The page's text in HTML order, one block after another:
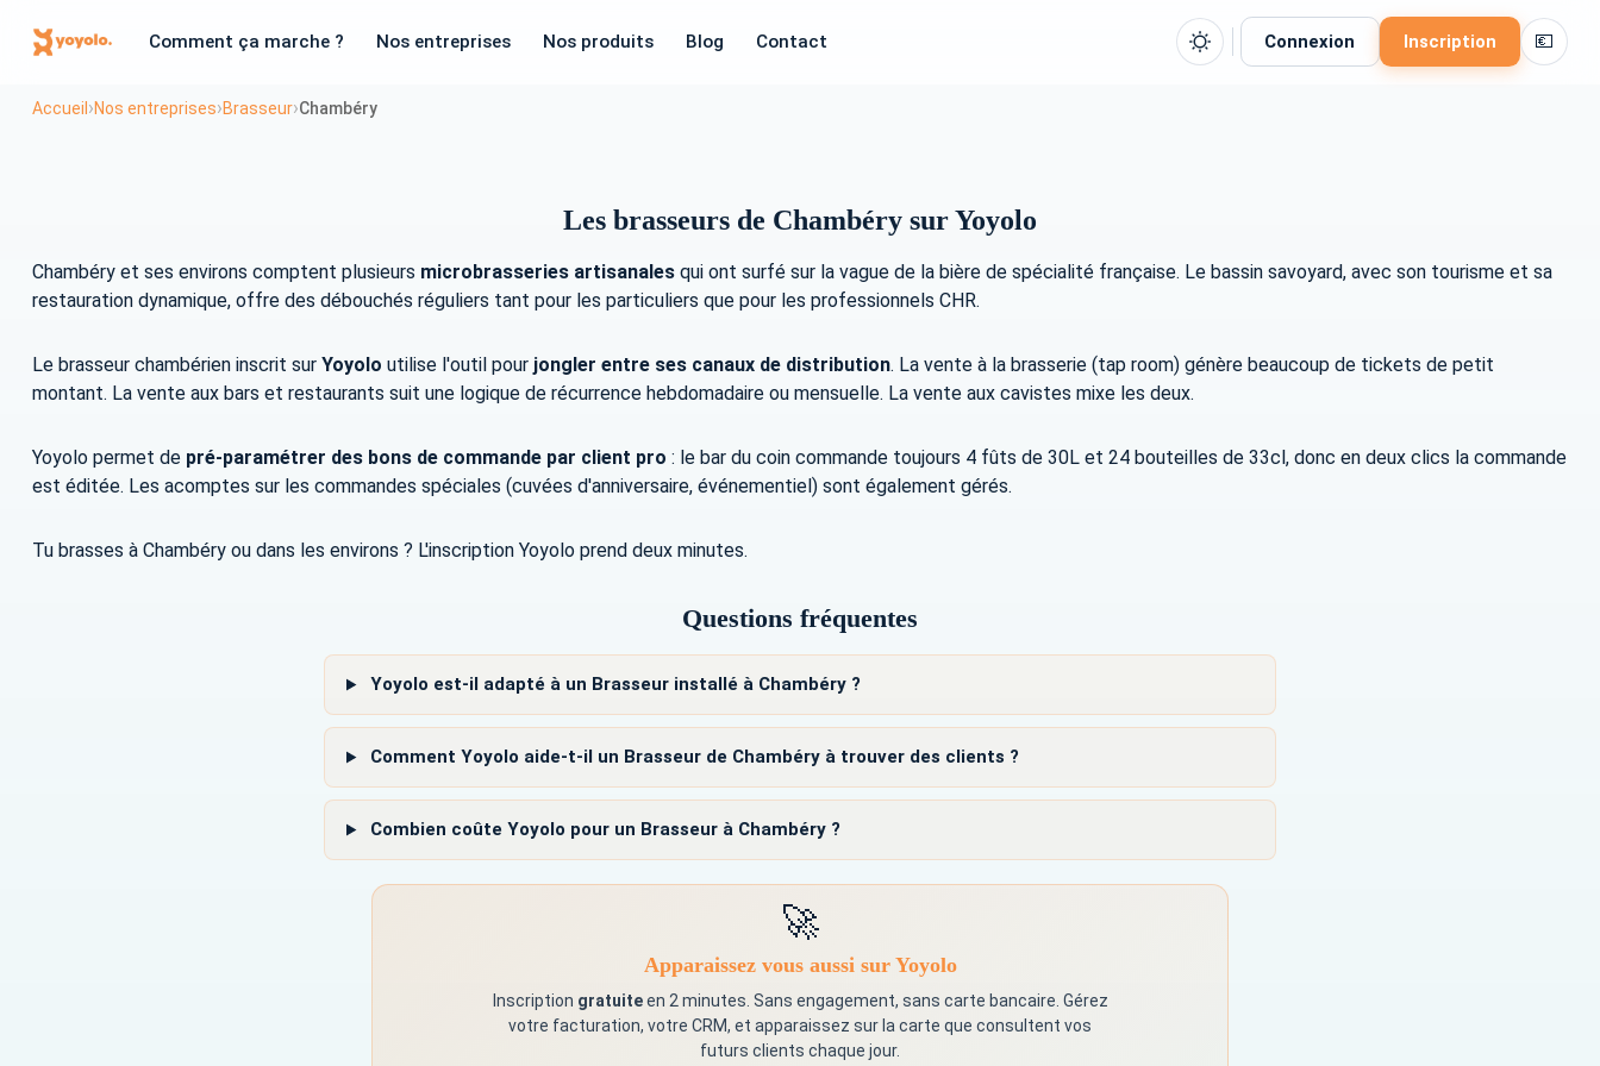
Comment ça marche ? Nos entreprises Nos produits Blog Contact Connexion Inscription 💶
Accueil ›Nos entreprises›Brasseur›Chambéry
Les brasseurs de Chambéry sur Yoyolo
Chambéry et ses environs comptent plusieurs microbrasseries artisanales qui ont surfé sur la vague de la bière de spécialité française. Le bassin savoyard, avec son tourisme et sa
restauration dynamique, offre des débouchés réguliers tant pour les particuliers que pour les professionnels CHR.
Le brasseur chambérien inscrit sur Yoyolo utilise l'outil pour jongler entre ses canaux de distribution. La vente à la brasserie (tap room) génère beaucoup de tickets de petit
montant. La vente aux bars et restaurants suit une logique de récurrence hebdomadaire ou mensuelle. La vente aux cavistes mixe les deux.
Yoyolo permet de pré-paramétrer des bons de commande par client pro : le bar du coin commande toujours 4 fûts de 30L et 24 bouteilles de 33cl, donc en deux clics la commande
est éditée. Les acomptes sur les commandes spéciales (cuvées d'anniversaire, événementiel) sont également gérés.
Tu brasses à Chambéry ou dans les environs ? L'inscription Yoyolo prend deux minutes.
Questions fréquentes
Yoyolo est-il adapté à un Brasseur installé à Chambéry ?
Comment Yoyolo aide-t-il un Brasseur de Chambéry à trouver des clients ?
Combien coûte Yoyolo pour un Brasseur à Chambéry ?
🚀
Apparaissez vous aussi sur Yoyolo
Inscription gratuiteen 2 minutes. Sans engagement, sans carte bancaire. Gérez
votre facturation, votre CRM, et apparaissez sur la carte que consultent vos
futurs clients chaque jour.